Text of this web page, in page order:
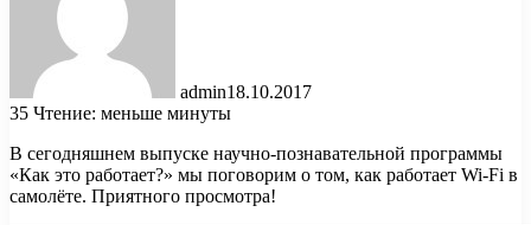
admin18.10.2017
35 Чтение: меньше минуты
В сегодняшнем выпуске научно-познавательной программы
«Как это работает?» мы поговорим о том, как работает Wi-Fi в
самолёте. Приятного просмотра!